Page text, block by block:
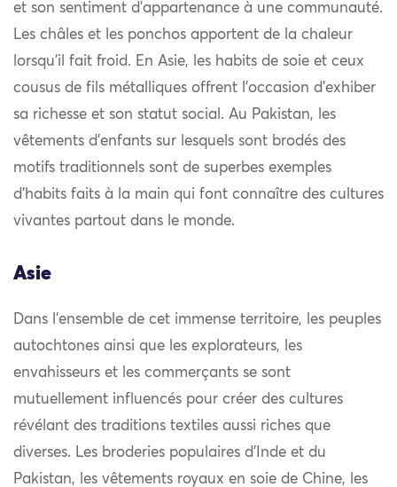
et son sentiment d’appartenance à une communauté.
Les châles et les ponchos apportent de la chaleur
lorsqu’il fait froid. En Asie, les habits de soie et ceux
cousus de fils métalliques offrent l’occasion d’exhiber
sa richesse et son statut social. Au Pakistan, les
vêtements d’enfants sur lesquels sont brodés des
motifs traditionnels sont de superbes exemples
d’habits faits à la main qui font connaître des cultures
vivantes partout dans le monde.
Asie
Dans l’ensemble de cet immense territoire, les peuples
autochtones ainsi que les explorateurs, les
envahisseurs et les commerçants se sont
mutuellement influencés pour créer des cultures
révélant des traditions textiles aussi riches que
diverses. Les broderies populaires d’Inde et du
Pakistan, les vêtements royaux en soie de Chine, les